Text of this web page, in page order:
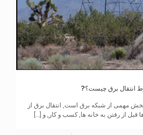
انتقال برق چیست؟?
مهمی از شبکه برق است, انتقال برق از
قبل از رفتن به خانه ها, کسب و کار, و [...]